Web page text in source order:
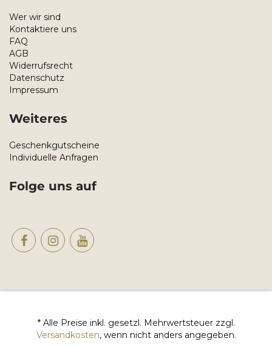
Wer wir sind
Kontaktiere uns
FAQ
AGB
Widerrufsrecht
Datenschutz
Impressum
Weiteres
Geschenkgutscheine
Individuelle Anfragen
Folge uns auf
* Alle Preise inkl. gesetzl. Mehrwertsteuer zzgl.
Versandkosten, wenn nicht anders angegeben.